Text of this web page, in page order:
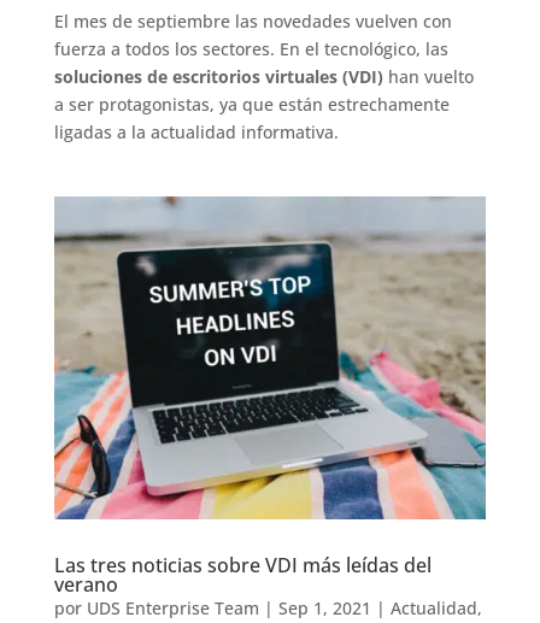
El mes de septiembre las novedades vuelven con
fuerza a todos los sectores. En el tecnológico, las
soluciones de escritorios virtuales (VDI) han vuelto
a ser protagonistas, ya que están estrechamente
ligadas a la actualidad informativa.
Las tres noticias sobre VDI más leídas del
verano
por UDS Enterprise Team | Sep 1, 2021 | Actualidad,